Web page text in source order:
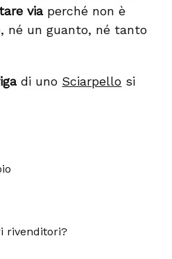
viaperché non è
né un guanto, né tanto
di uno Sciarpello si
rivenditori?